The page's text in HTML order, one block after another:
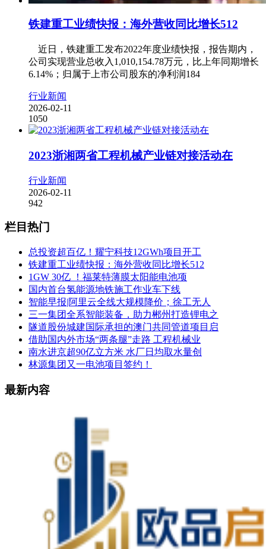
铁建重工业绩快报：海外营收同比增长512
近日，铁建重工发布2022年度业绩快报，报告期内，
公司实现营业总收入1,010,154.78万元，比上年同期增长
6.14%；归属于上市公司股东的净利润184
行业新闻
2026-02-11
1050
2023浙湘两省工程机械产业链对接活动在
行业新闻
2026-02-11
942
栏目热门
总投资超百亿！耀宁科技12GWh项目开工
铁建重工业绩快报：海外营收同比增长512
1GW 30亿 ！福莱特薄膜太阳能电池项
国内首台氢能源地铁施工作业车下线
智能早报|阿里云全线大规模降价；徐工无人
三一集团全系智能装备，助力郴州打造锂电之
隧道股份城建国际承担的澳门共同管道项目启
借助国内外市场“两条腿”走路 工程机械业
南水进京超90亿立方米 水厂日均取水量创
林源集团又一电池项目签约！
最新内容